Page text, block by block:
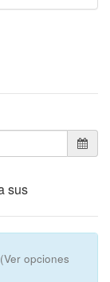
sus
(Ver opciones